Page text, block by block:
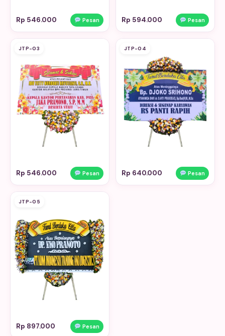
Rp 546.000 Pesan Rp 594.000 Pesan
JTP-03
Rp 546.000 Pesan
JTP-04
Rp 640.000 Pesan
JTP-05
Rp 897.000 Pesan